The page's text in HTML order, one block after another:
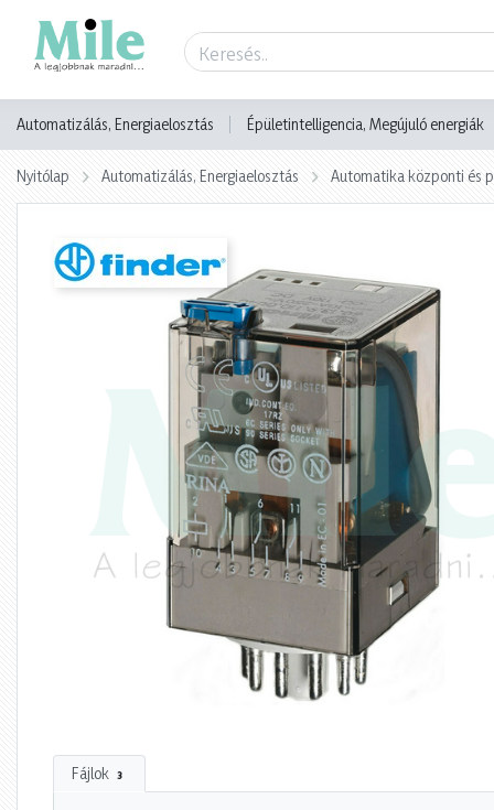
Automatizálás, Energiaelosztás Épületintelligencia, Megújuló energiák
Nyitólap Automatizálás, Energiaelosztás Automatika központi és
Fájlok 3
Termék adatlap